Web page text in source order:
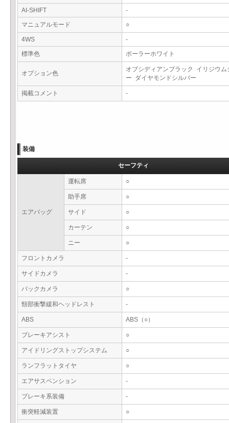
AI-SHIFT
-
マニュアルモード
○
4WS
-
標準色
ポーラーホワイト
オプション色
オブシディアンブラック イリジウム
ー ダイヤモンドシルバー
掲載コメント -
装備
セーフティ
エアバッグ
運転席 ○
助手席 ○
サイド ○
カーテン ○
ニー ○
フロントカメラ -
サイドカメラ -
バックカメラ ○
頸部衝撃緩和ヘッドレスト -
ABS ABS（○）
ブレーキアシスト ○
アイドリングストップシステム ○
ランフラットタイヤ ○
エアサスペンション -
ブレーキ系装備 -
衝突軽減装置 ○